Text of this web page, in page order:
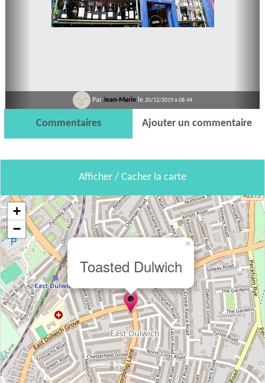
Par Jean-Marie le 20/12/2019 à 08:44
Commentaires Ajouter un commentaire
Afficher / Cacher la carte
Toasted Dulwich
×
+
−